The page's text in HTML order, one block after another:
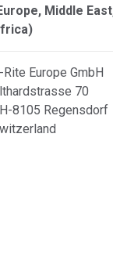
Middle
Rite Europe GmbH
70
8105 Regensdorf